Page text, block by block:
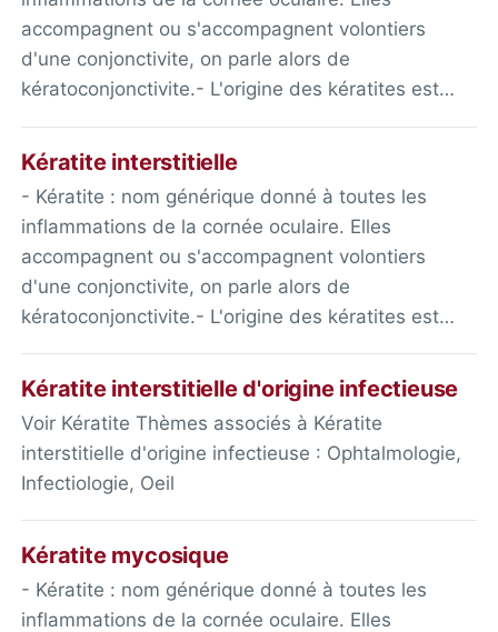
accompagnent ou s'accompagnent volontiers
d'une conjonctivite, on parle alors de
kératoconjonctivite.- L'origine des kératites est…
Kératite interstitielle
- Kératite : nom générique donné à toutes les
inflammations de la cornée oculaire. Elles
accompagnent ou s'accompagnent volontiers
d'une conjonctivite, on parle alors de
kératoconjonctivite.- L'origine des kératites est…
Kératite interstitielle d'origine infectieuse
Voir Kératite Thèmes associés à Kératite
interstitielle d'origine infectieuse : Ophtalmologie,
Infectiologie, Oeil
Kératite mycosique
- Kératite : nom générique donné à toutes les
inflammations de la cornée oculaire. Elles